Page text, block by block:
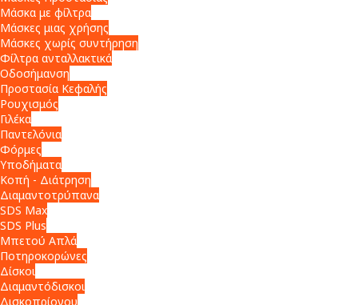
Μάσκα με φίλτρα
Μάσκες μιας χρήσης
Μάσκες χωρίς συντήρηση
Φίλτρα ανταλλακτικά
Οδοσήμανση
Προστασία Κεφαλής
Ρουχισμός
Γιλέκα
Παντελόνια
Φόρμες
Υποδήματα
Κοπή - Διάτρηση
Διαμαντοτρύπανα
SDS Max
SDS Plus
Μπετού Απλά
Ποτηροκορώνες
Δίσκοι
Διαμαντόδισκοι
Δισκοπρίονου